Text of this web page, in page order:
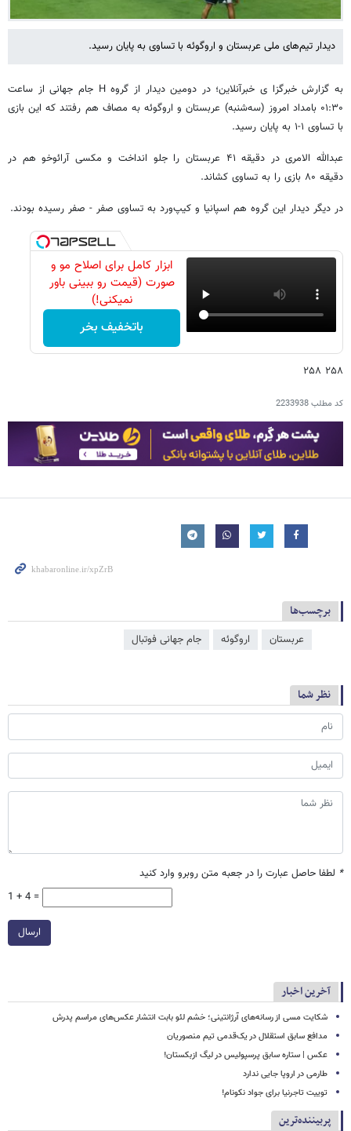
دیدار تیم‌های ملی عربستان و اروگوئه با تساوی به پایان رسید.
به گزارش خبرگزا ی خبرآنلاین؛ در دومین دیدار از گروه H جام جهانی از ساعت
۰۱:۳۰ بامداد امروز (سه‌شنبه) عربستان و اروگوئه به مصاف هم رفتند که این بازی
با تساوی ۱-۱ به پایان رسید.
عبدالله الامری در دقیقه ۴۱ عربستان را جلو انداخت و مکسی آرائوخو هم در
دقیقه ۸۰ بازی را به تساوی کشاند.
در دیگر دیدار این گروه هم اسپانیا و کیپ‌ورد به تساوی صفر - صفر رسیده بودند.
ابزار کامل برای اصلاح مو و
صورت (قیمت رو ببینی باور
نمیکنی!)
باتخفیف بخر
۲۵۸ ۲۵۸
کد مطلب2233938
برچسب‌ها
عربستان اروگوئه جام جهانی فوتبال
نظر شما
* لطفا حاصل عبارت را در جعبه متن روبرو وارد کنید
1 + 4 =
ارسال
آخرین اخبار
شکایت مسی از رسانه‌های آرژانتینی؛ خشم لئو بابت انتشار عکس‌های مراسم پدرش
مدافع سابق استقلال در یک‌قدمی تیم منصوریان
عکس | ستاره سابق پرسپولیس در لیگ ازبکستان!
طارمی در اروپا جایی ندارد
توییت تاجرنیا برای جواد نکونام!
پربیننده‌ترین